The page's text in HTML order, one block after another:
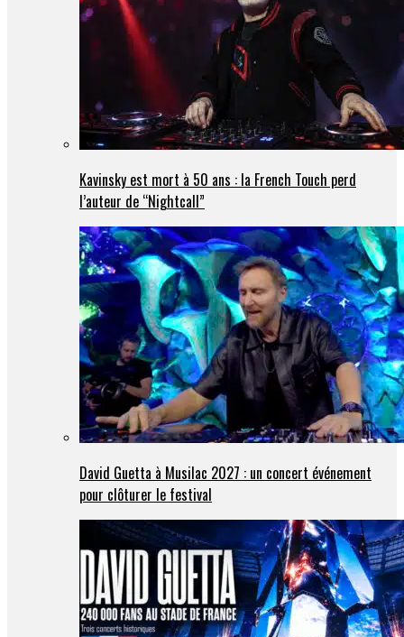
Kavinsky est mort à 50 ans : la French Touch perd
l’auteur de “Nightcall”
David Guetta à Musilac 2027 : un concert événement
pour clôturer le festival